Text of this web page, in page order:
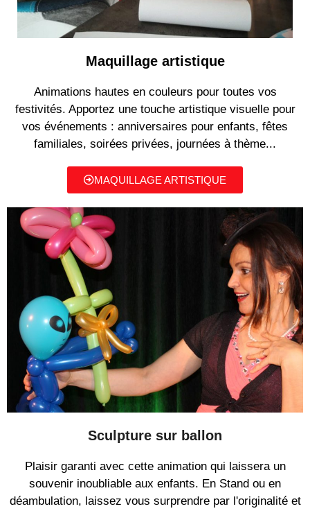
Maquillage artistique
Animations hautes en couleurs pour toutes vos
festivités. Apportez une touche artistique visuelle pour
vos événements : anniversaires pour enfants, fêtes
familiales, soirées privées, journées à thème...
MAQUILLAGE ARTISTIQUE
Sculpture sur ballon
Plaisir garanti avec cette animation qui laissera un
souvenir inoubliable aux enfants. En Stand ou en
déambulation, laissez vous surprendre par l'originalité et